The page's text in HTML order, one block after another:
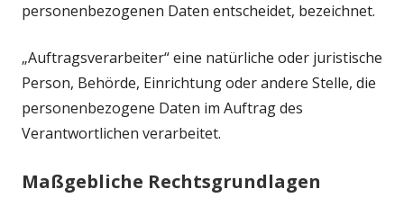
personenbezogenen Daten entscheidet, bezeichnet.
„Auftragsverarbeiter“ eine natürliche oder juristische
Person, Behörde, Einrichtung oder andere Stelle, die
personenbezogene Daten im Auftrag des
Verantwortlichen verarbeitet.
Maßgebliche Rechtsgrundlagen